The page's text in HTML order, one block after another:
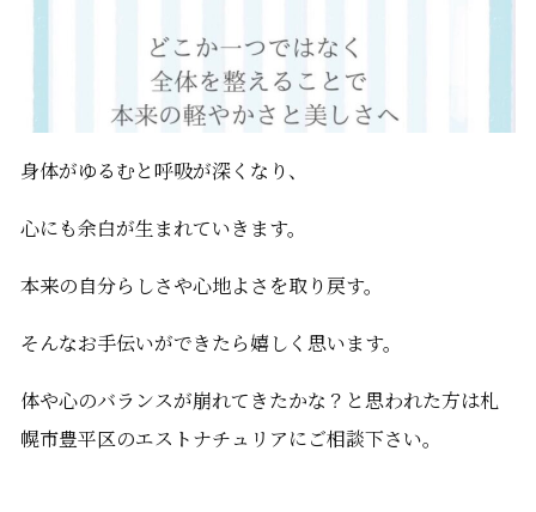
身体がゆるむと呼吸が深くなり、
心にも余白が生まれていきます。
本来の自分らしさや心地よさを取り戻す。
そんなお手伝いができたら嬉しく思います。
体や心のバランスが崩れてきたかな？と思われた方は札
幌市豊平区のエストナチュリアにご相談下さい。